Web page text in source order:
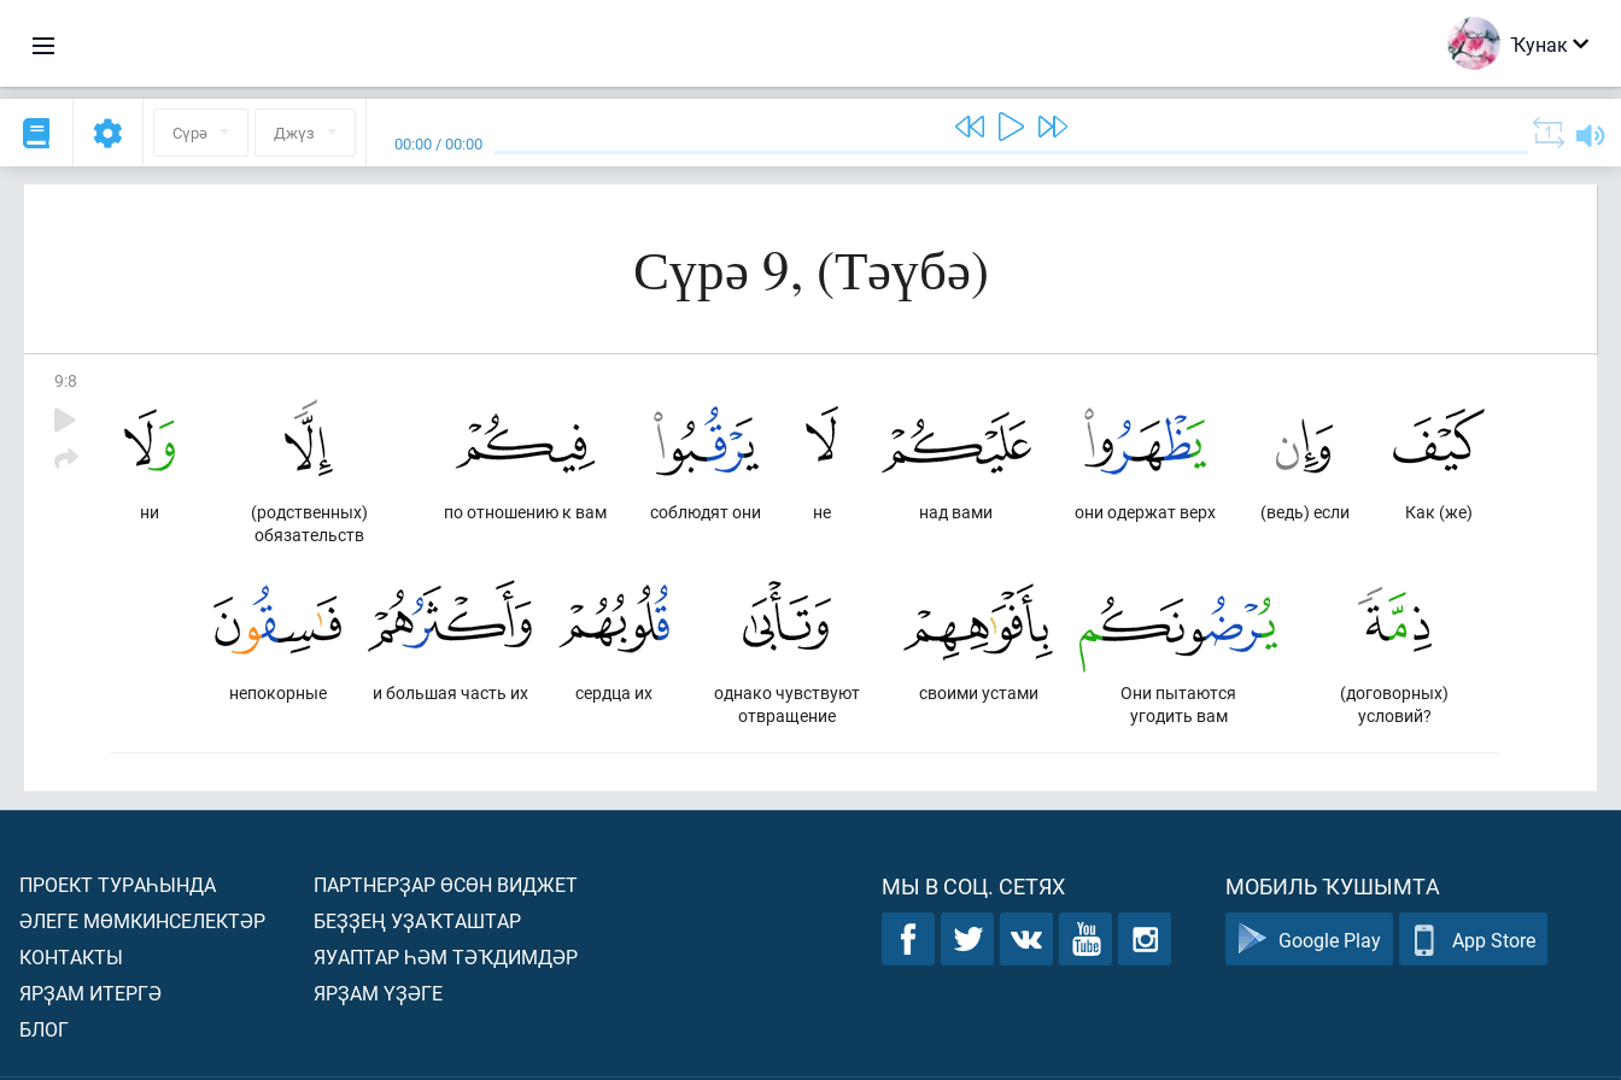
Ҡунак
Сүрә Джүз 00:00 /00:00
Сүрә 9, (Тәүбә)
9:8
Как (же)
(ведь) если
они одержат верх
над вами
не
соблюдят они
по отношению к вам
(родственных)
обязательств
ни
(договорных)
условий?
Они пытаются
угодить вам
своими устами
однако чувствуют
отвращение
сердца их
и большая часть их
непокорные
ПРОЕКТ ТУРАҺЫНДА
ӘЛЕГЕ МӨМКИНСЕЛЕКТӘР
КОНТАКТЫ
ЯРҘАМ ИТЕРГӘ
БЛОГ
ПАРТНЕРҘАР ӨСӨН ВИДЖЕТ
БЕҘҘЕҢ УҘАҠТАШТАР
ЯУАПТАР ҺӘМ ТӘҠДИМДӘР
ЯРҘАМ ҮҘӘГЕ
МЫ В СОЦ. СЕТЯХ МОБИЛЬ ҠУШЫМТА
Google Play App Store